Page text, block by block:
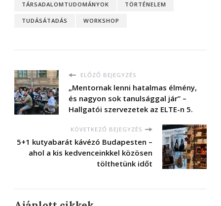
TÁRSADALOMTUDOMÁNYOK TÖRTÉNELEM
TUDÁSÁTADÁS WORKSHOP
ELŐZŐ BEJEGYZÉS
„Mentornak lenni hatalmas élmény,
és nagyon sok tanulsággal jár” –
Hallgatói szervezetek az ELTE-n 5.
KÖVETKEZŐ BEJEGYZÉS
5+1 kutyabarát kávézó Budapesten –
ahol a kis kedvenceinkkel közösen
tölthetünk időt